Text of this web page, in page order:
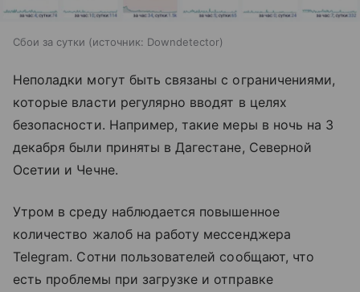
Сбои за сутки источник: Downdetector
Неполадки могут быть связаны с ограничениями,
которые власти регулярно вводят в целях
безопасности. Например, такие меры в ночь на 3
декабря были приняты в Дагестане, Северной
Осетии и Чечне.
Утром в среду наблюдается повышенное
количество жалоб на работу мессенджера
Telegram. Сотни пользователей сообщают, что
есть проблемы при загрузке и отправке